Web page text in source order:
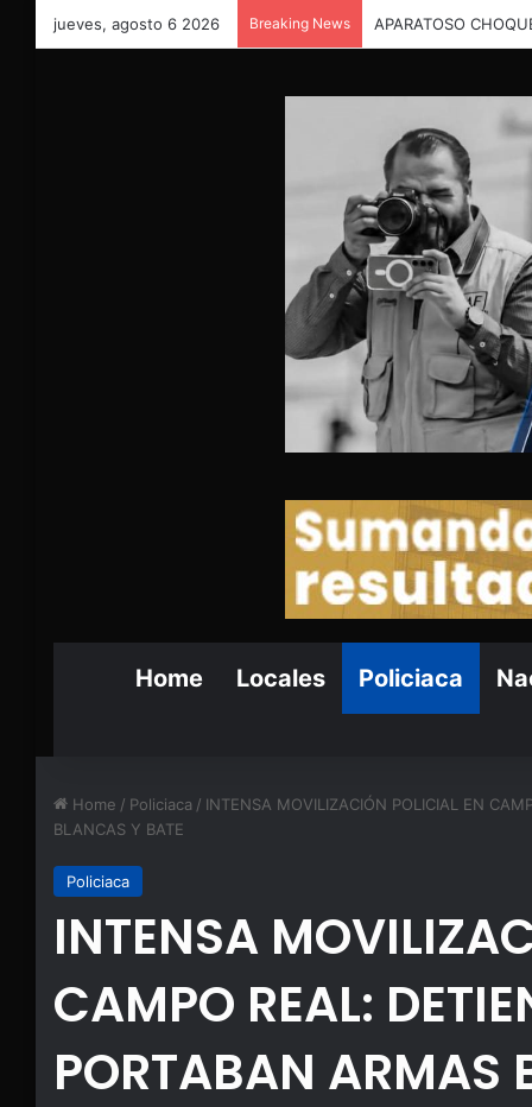
jueves, agosto 6 2026 Breaking News APARATOSO
Home Locales Policiaca
Home / Policiaca / INTENSA MOVILIZACIÓN POLICIAL EN
BLANCAS Y BATE
Policiaca
INTENSA
CAMPO REAL:
PORTABAN ARMAS